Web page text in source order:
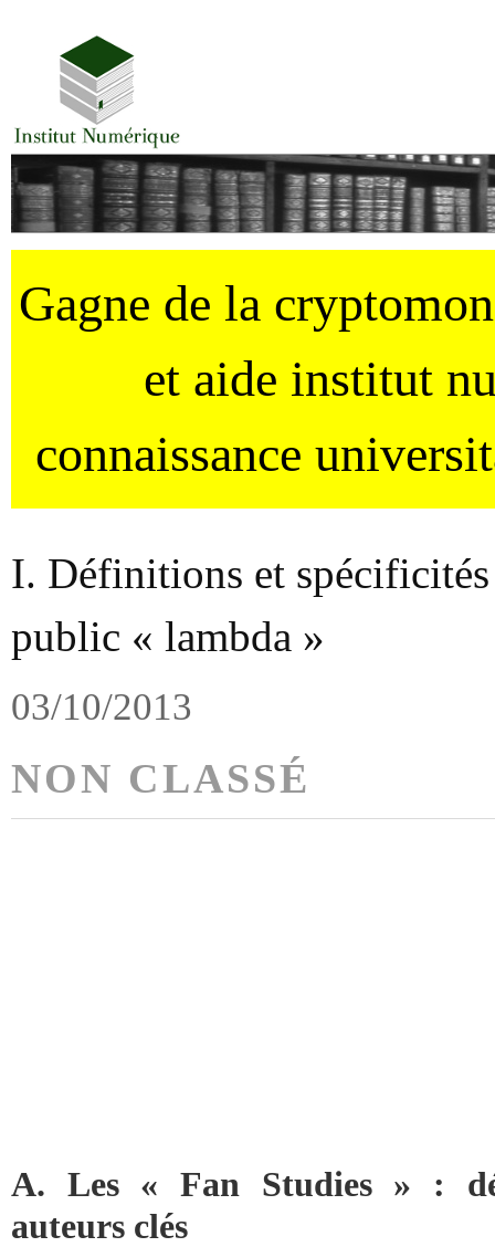
Gagne de la
et aide institut
connaissance
I. Définitions et
public « lambda »
03/10/2013
NON CLASSÉ
A. Les « Fan Studies » :
auteurs clés